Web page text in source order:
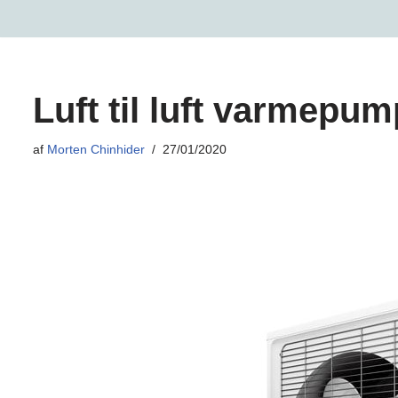
indhold
Luft til luft
af Morten Chinhider 27/01/2020